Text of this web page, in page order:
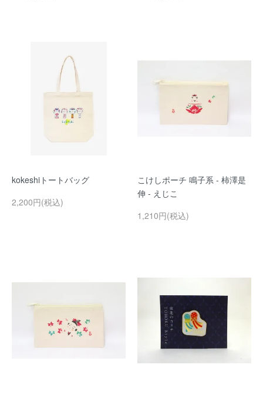
kokeshiトートバッグ
2,200円(税込)
こけしポーチ 鳴子系 - 柿澤是
伸 - えじこ
1,210円(税込)